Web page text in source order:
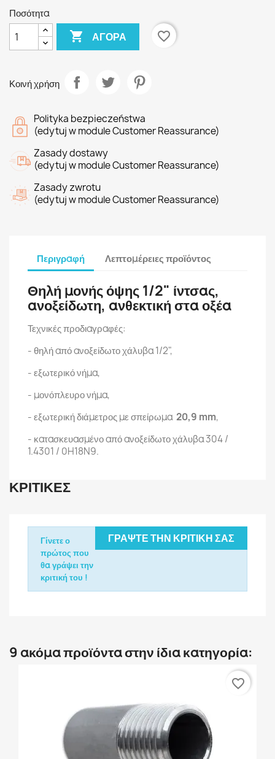
Ποσότητα
 ΑΓΟΡΆ favorite_border
Κοινή χρήση
Polityka bezpieczeństwa
(edytuj w module Customer Reassurance)
Zasady dostawy
(edytuj w module Customer Reassurance)
Zasady zwrotu
(edytuj w module Customer Reassurance)
Περιγραφή Λεπτομέρειες προϊόντος
Θηλή μονής όψης 1/2" ίντσας,
ανοξείδωτη, ανθεκτική στα οξέα
Τεχνικές προδιαγραφές:
- θηλή από ανοξείδωτο χάλυβα 1/2",
- εξωτερικό νήμα,
- μονόπλευρο νήμα,
- εξωτερική διάμετρος με σπείρωμα 20,9 mm,
- κατασκευασμένο από ανοξείδωτο χάλυβα 304 /
1.4301 / 0H18N9.
ΚΡΙΤΙΚΈΣ
ΓΡΆΨΤΕ ΤΗΝ ΚΡΙΤΙΚΉ ΣΑΣ
Γίνετε ο
πρώτος που
θα γράψει την
κριτική του !
9 ακόμα προϊόντα στην ίδια κατηγορία:
favorite_border